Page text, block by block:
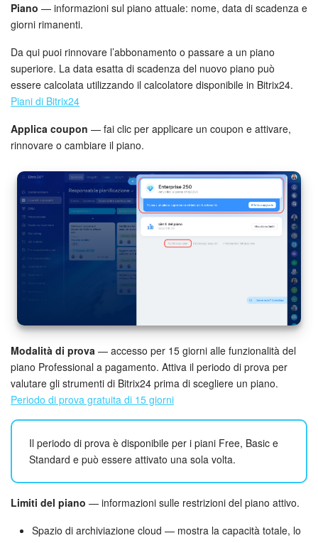
Progetti IA
CRM
Prenotazione online
Sales Center
Analisi CRM
Generatore BI
Bitrix24 Market
Online store
Dipendenti
Knowledge base
Firma elettronica per HR
Automazione
Flussi di lavoro
Piano — informazioni sul piano attuale: nome, data di scadenza e
giorni rimanenti.
Da qui puoi rinnovare l’abbonamento o passare a un piano
superiore. La data esatta di scadenza del nuovo piano può
essere calcolata utilizzando il calcolatore disponibile in Bitrix24.
Piani di Bitrix24
Applica coupon — fai clic per applicare un coupon e attivare,
rinnovare o cambiare il piano.
Modalità di prova — accesso per 15 giorni alle funzionalità del
piano Professional a pagamento. Attiva il periodo di prova per
valutare gli strumenti di Bitrix24 prima di scegliere un piano.
Periodo di prova gratuita di 15 giorni
Il periodo di prova è disponibile per i piani Free, Basic e
Standard e può essere attivato una sola volta.
Limiti del piano — informazioni sulle restrizioni del piano attivo.
Spazio di archiviazione cloud — mostra la capacità totale, lo